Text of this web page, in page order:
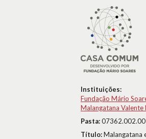
Instituições:
Fundação Mário
Malangatana Valente
Pasta:
Título:Malangatana